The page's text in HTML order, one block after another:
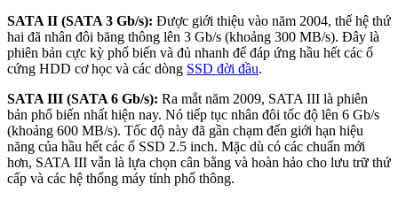
SATA II (SATA 3 Gb/s): Được giới thiệu vào năm 2004, thế hệ thứ
hai đã nhân đôi băng thông lên 3 Gb/s (khoảng 300 MB/s). Đây là
phiên bản cực kỳ phổ biến và đủ nhanh để đáp ứng hầu hết các ổ
cứng HDD cơ học và các dòng SSD đời đầu.
SATA III (SATA 6 Gb/s): Ra mắt năm 2009, SATA III là phiên
bản phổ biến nhất hiện nay. Nó tiếp tục nhân đôi tốc độ lên 6 Gb/s
(khoảng 600 MB/s). Tốc độ này đã gần chạm đến giới hạn hiệu
năng của hầu hết các ổ SSD 2.5 inch. Mặc dù có các chuẩn mới
hơn, SATA III vẫn là lựa chọn cân bằng và hoàn hảo cho lưu trữ thứ
cấp và các hệ thống máy tính phổ thông.